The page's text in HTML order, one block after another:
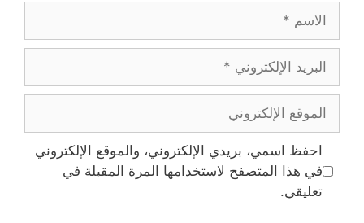
الإلكتروني
الإلكتروني
احفظ اسمي، بريدي الإلكتروني، والموقع الإلكتروني
في هذا المتصفح لاستخدامها المرة المقبلة في
تعليقي.